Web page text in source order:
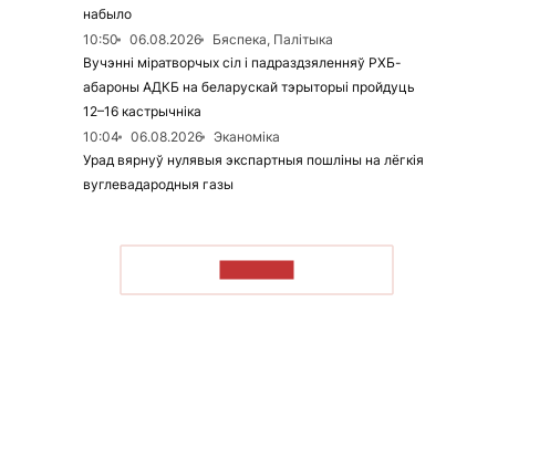
набыло
10:50
06.08.2026
Бяспека, Палітыка
Вучэнні міратворчых сіл і падраздзяленняў РХБ-
абароны АДКБ на беларускай тэрыторыі пройдуць
12–16 кастрычніка
10:04
06.08.2026
Эканоміка
Урад вярнуў нулявыя экспартныя пошліны на лёгкія
вуглевадародныя газы